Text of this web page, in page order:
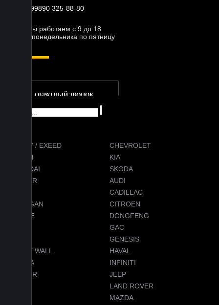
+99890 325-88-80
Мы работаем с 9 до 18
с понедельника по пятницу
ОБРАТНЫЙ ЗВОНОК
CHERY / EXEED
CHEVROLET
RAVON
KIA
HYUNDAI
SKODA
JETOUR
AUDI
CADILLAC
CHANGAN
CITROEN
DODGE
DONGFENG
GAC
GENESIS
GREAT WALL
HAVAL
HONDA
INFINITI
JAGUAR
JEEP
LAND ROVER
MAZDA